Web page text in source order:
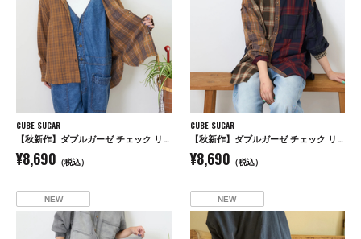
CUBE SUGAR
【秋新作】ダブルガーゼ チェック リバーシブル レギュラーシャツ
¥8,690 （税込）
CUBE SUGAR
【秋新作】ダブルガーゼ チェック リバーシブル レギュラーシャツ
¥8,690 （税込）
NEW NEW